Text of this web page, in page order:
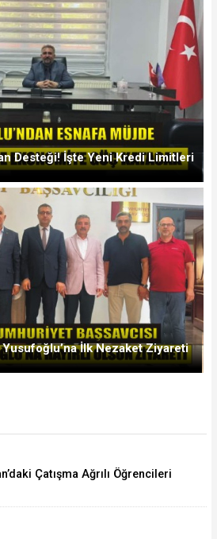
Desteği! İşte Yeni Kredi Limitleri
Yusufoğlu’na İlk Nezaket Ziyareti
Çatışma Ağrılı Öğrencileri